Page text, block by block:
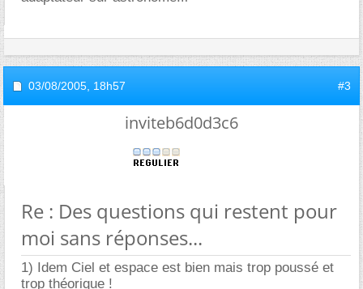
03/08/2005, 18h57 #3
inviteb6d0d3c6
Re : Des questions qui restent pour
moi sans réponses...
1) Idem Ciel et espace est bien mais trop poussé et
trop théorique !